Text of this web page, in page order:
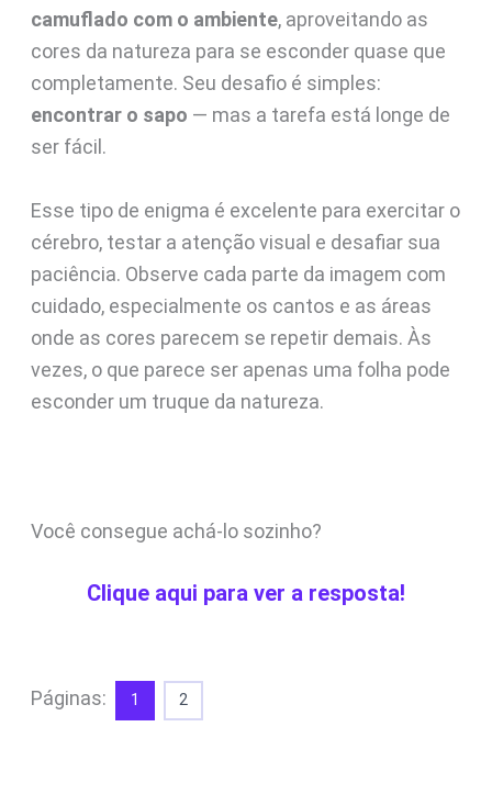
camuflado com o ambiente, aproveitando as
cores da natureza para se esconder quase que
completamente. Seu desafio é simples:
encontrar o sapo — mas a tarefa está longe de
ser fácil.
Esse tipo de enigma é excelente para exercitar o
cérebro, testar a atenção visual e desafiar sua
paciência. Observe cada parte da imagem com
cuidado, especialmente os cantos e as áreas
onde as cores parecem se repetir demais. Às
vezes, o que parece ser apenas uma folha pode
esconder um truque da natureza.
Você consegue achá-lo sozinho?
Clique aqui para ver a resposta!
Páginas: 1 2